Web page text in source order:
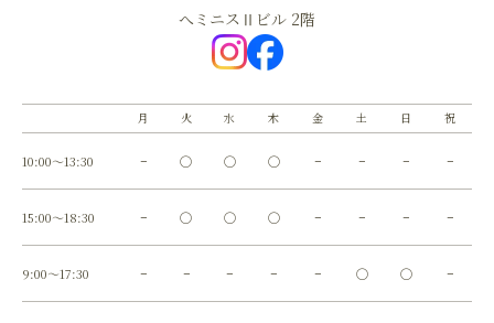
へミニスⅡビル 2階
月 火 水 木 金 土 日 祝
10:00～13:30 − ◯ ◯ ◯ − − − −
15:00～18:30 − ◯ ◯ ◯ − − − −
9:00～17:30 − − − − − ◯ ◯ −